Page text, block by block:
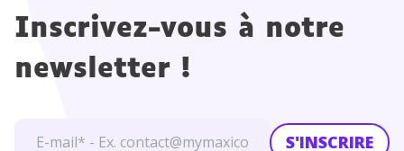
Inscrivez-vous à notre
newsletter !
S'INSCRIRE